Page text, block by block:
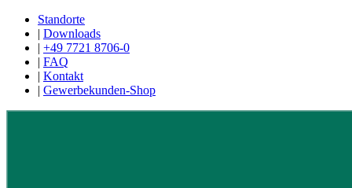
Standorte
| Downloads
| +49 7721 8706-0
| FAQ
| Kontakt
| Gewerbekunden-Shop